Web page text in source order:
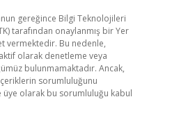
gereğince Bilgi Teknolojileri
tarafından onaylanmış bir Yer
vermektedir. Bu nedenle,
olarak denetleme veya
bulunmamaktadır. Ancak,
sorumluluğunu
üye olarak bu sorumluluğu kabul